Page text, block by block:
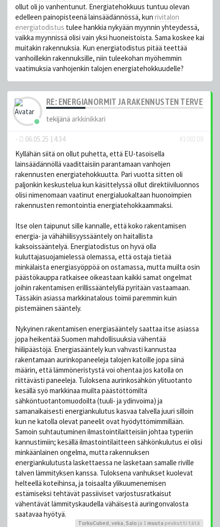
ollut oli jo vanhentunut. Energiatehokkuus tuntuu olevan
edelleen painopisteenä lainsäädännössä, kun rivitalon
energiatodistus tulee hankkia nykyään myynnin yhteydessä,
vaikka myynnissä olisi vain yksi huoneistoista. Sama koskee kai
muitakin rakennuksia. Kun energiatodistus pitää teettää
vanhoillekin rakennuksille, niin tuleekohan myöhemmin
vaatimuksia vanhojenkin talojen energiatehokkuudelle?
RE: ENERGIANORMIT JA RAKENNUSTEN TERVEYS
tekijänä arkkinikkari
- 06.05.25 14:34
#108109
Kyllähän siitä on ollut puhetta, että EU-tasoisella
lainsäädännöllä vaadittaisiin parantamaan vanhojen
rakennusten energiatehokkuutta. Pari vuotta sitten oli
paljonkin keskustelua kun käsittelyssä ollut direktiiviluonnos
olisi nimenomaan vaatinut energialuokaltaan huonoimpien
rakennusten remontointia energiatehokkaammaksi.
Itse olen taipunut sille kannalle, että koko rakentamisen
energia- ja vähähiilisyyssääntely on haitallista
kaksoissääntelyä. Energiatodistus on hyvä olla
kuluttajasuojamielessä olemassa, että ostaja tietää
minkälaista energiasyöppöä on ostamassa, mutta muilta osin
päästökauppa ratkaisee oikeastaan kaikki samat ongelmat
joihin rakentamisen erillissääntelyllä pyritään vastaamaan.
Tässäkin asiassa markkinatalous toimii paremmin kuin
pistemäinen sääntely.
Nykyinen rakentamisen energiasääntely saattaa itse asiassa
jopa heikentää Suomen mahdollisuuksia vähentää
hiilipäästöjä. Energiasääntely kun vahvasti kannustaa
rakentamaan aurinkopaneeleja talojen katoille jopa siinä
määrin, että lämmöneristystä voi ohentaa jos katolla on
riittävästi paneeleja. Tuloksena aurinkosähkön ylituotanto
kesällä syö markkinaa muilta päästöttömiltä
sähköntuotantomuodoilta (tuuli- ja ydinvoima) ja
samanaikaisesti energiankulutus kasvaa talvella juuri silloin
kun ne katolla olevat paneelit ovat hyödyttömimmillään.
Samoin suhtautuminen ilmastointilaitteisiin johtaa typeriin
kannustimiin; kesällä ilmastointilaitteen sähkönkulutus ei olisi
minkäänlainen ongelma, mutta rakennuksen
energiankulutusta laskettaessa ne lasketaan samalle riville
talven lämmityksen kanssa. Tuloksena vanhukset kuolevat
helteellä koteihinsa, ja toisaalta ylikuumenemisen
estämiseksi tehtävät passiiviset varjostusratkaisut
vähentävät lämmityskaudella vähäisestä auringonvalosta
saatavaa hyötyä.
TurkuCubed ,veka Salo ja 1 muuta peukutti tätä